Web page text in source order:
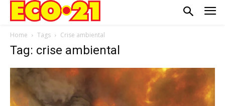
Home Tags Crise ambiental
Tag: crise ambiental